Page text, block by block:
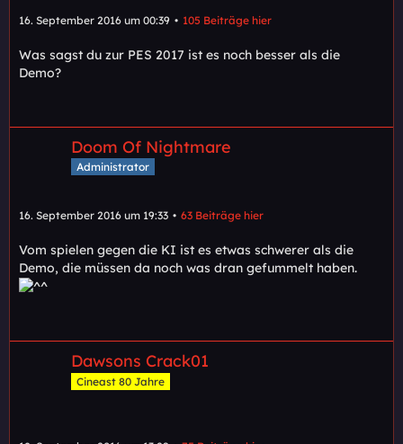
16. September 2016 um 00:39 105 Beiträge hier
Was sagst du zur PES 2017 ist es noch besser als die
Demo?
Doom Of Nightmare
Administrator
16. September 2016 um 19:33 63 Beiträge hier
Vom spielen gegen die KI ist es etwas schwerer als die
Demo, die müssen da noch was dran gefummelt haben.
Dawsons Crack01
Cineast 80 Jahre